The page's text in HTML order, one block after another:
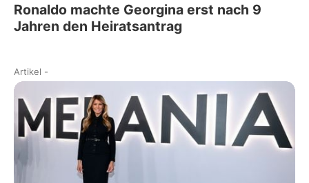
Ronaldo machte Georgina erst nach 9
Jahren den Heiratsantrag
Artikel -